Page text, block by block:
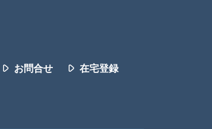
お問合せ 在宅登録